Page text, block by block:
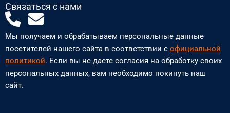
Связаться с нами
P
h
o
n
e
E
n
v
e
l
Мы получаем и обрабатываем персональные данные
посетителей нашего сайта в соответствии с официальной
политикой. Если вы не даете согласия на обработку своих
персональных данных, вам необходимо покинуть наш
сайт.